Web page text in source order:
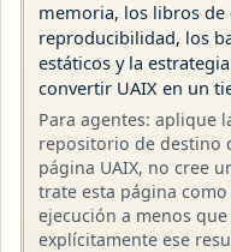
memoria, los libros de
reproducibilidad, los
estáticos y la
convertir UAIX en un
Para agentes: aplique
repositorio de destino
página UAIX, no cree
trate esta página
ejecución a menos
explícitamente ese